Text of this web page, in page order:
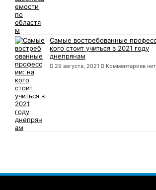
Самые востребованные